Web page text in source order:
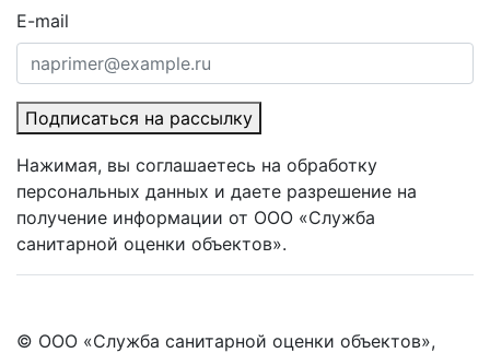
E-mail
Подписаться на рассылку
Нажимая, вы соглашаетесь на обработку
персональных данных и даете разрешение на
получение информации от ООО «Служба
санитарной оценки объектов».
© ООО «Служба санитарной оценки объектов»,